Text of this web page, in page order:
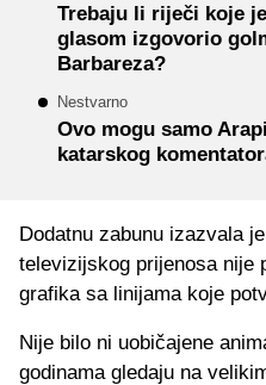
Trebaju li riječi koje
glasom izgovorio
Barbareza?
Nestvarno
Ovo mogu samo
katarskog
Dodatnu zabunu izazvala
televizijskog prijenosa nije
grafika sa linijama koje
Nije bilo ni uobičajene
godinama gledaju na